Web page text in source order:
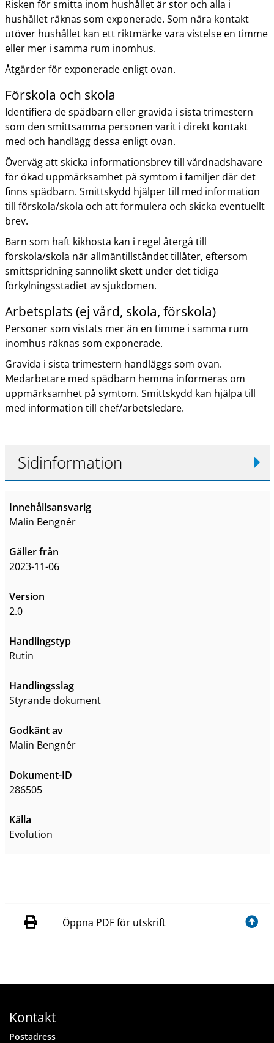
Risken för smitta inom hushållet är stor och alla i
hushållet räknas som exponerade. Som nära kontakt
utöver hushållet kan ett riktmärke vara vistelse en timme
eller mer i samma rum inomhus.
Åtgärder för exponerade enligt ovan.
Förskola och skola
Identifiera de spädbarn eller gravida i sista trimestern
som den smittsamma personen varit i direkt kontakt
med och handlägg dessa enligt ovan.
Överväg att skicka informationsbrev till vårdnadshavare
för ökad uppmärksamhet på symtom i familjer där det
finns spädbarn. Smittskydd hjälper till med information
till förskola/skola och att formulera och skicka eventuellt
brev.
Barn som haft kikhosta kan i regel återgå till
förskola/skola när allmäntillståndet tillåter, eftersom
smittspridning sannolikt skett under det tidiga
förkylningsstadiet av sjukdomen.
Arbetsplats (ej vård, skola, förskola)
Personer som vistats mer än en timme i samma rum
inomhus räknas som exponerade.
Gravida i sista trimestern handläggs som ovan.
Medarbetare med spädbarn hemma informeras om
uppmärksamhet på symtom. Smittskydd kan hjälpa till
med information till chef/arbetsledare.
Sidinformation
Innehållsansvarig
Malin Bengnér
Gäller från
2023-11-06
Version
2.0
Handlingstyp
Rutin
Handlingsslag
styrande dokument
Godkänt av
Malin Bengnér
Dokument-ID
286505
Källa
Evolution
Öppna PDF för utskrift
Kontakt
Postadress